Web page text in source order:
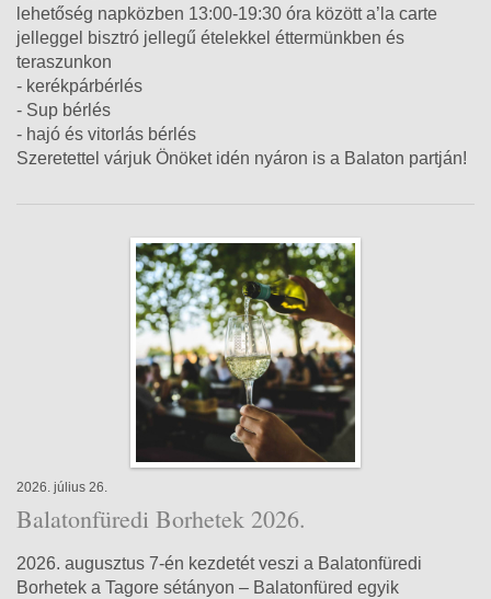
lehetőség napközben 13:00-19:30 óra között a’la carte
jelleggel bisztró jellegű ételekkel éttermünkben és
teraszunkon
- kerékpárbérlés
- Sup bérlés
- hajó és vitorlás bérlés
Szeretettel várjuk Önöket idén nyáron is a Balaton partján!
2026. július 26.
Balatonfüredi Borhetek 2026.
2026. augusztus 7-én kezdetét veszi a Balatonfüredi
Borhetek a Tagore sétányon – Balatonfüred egyik